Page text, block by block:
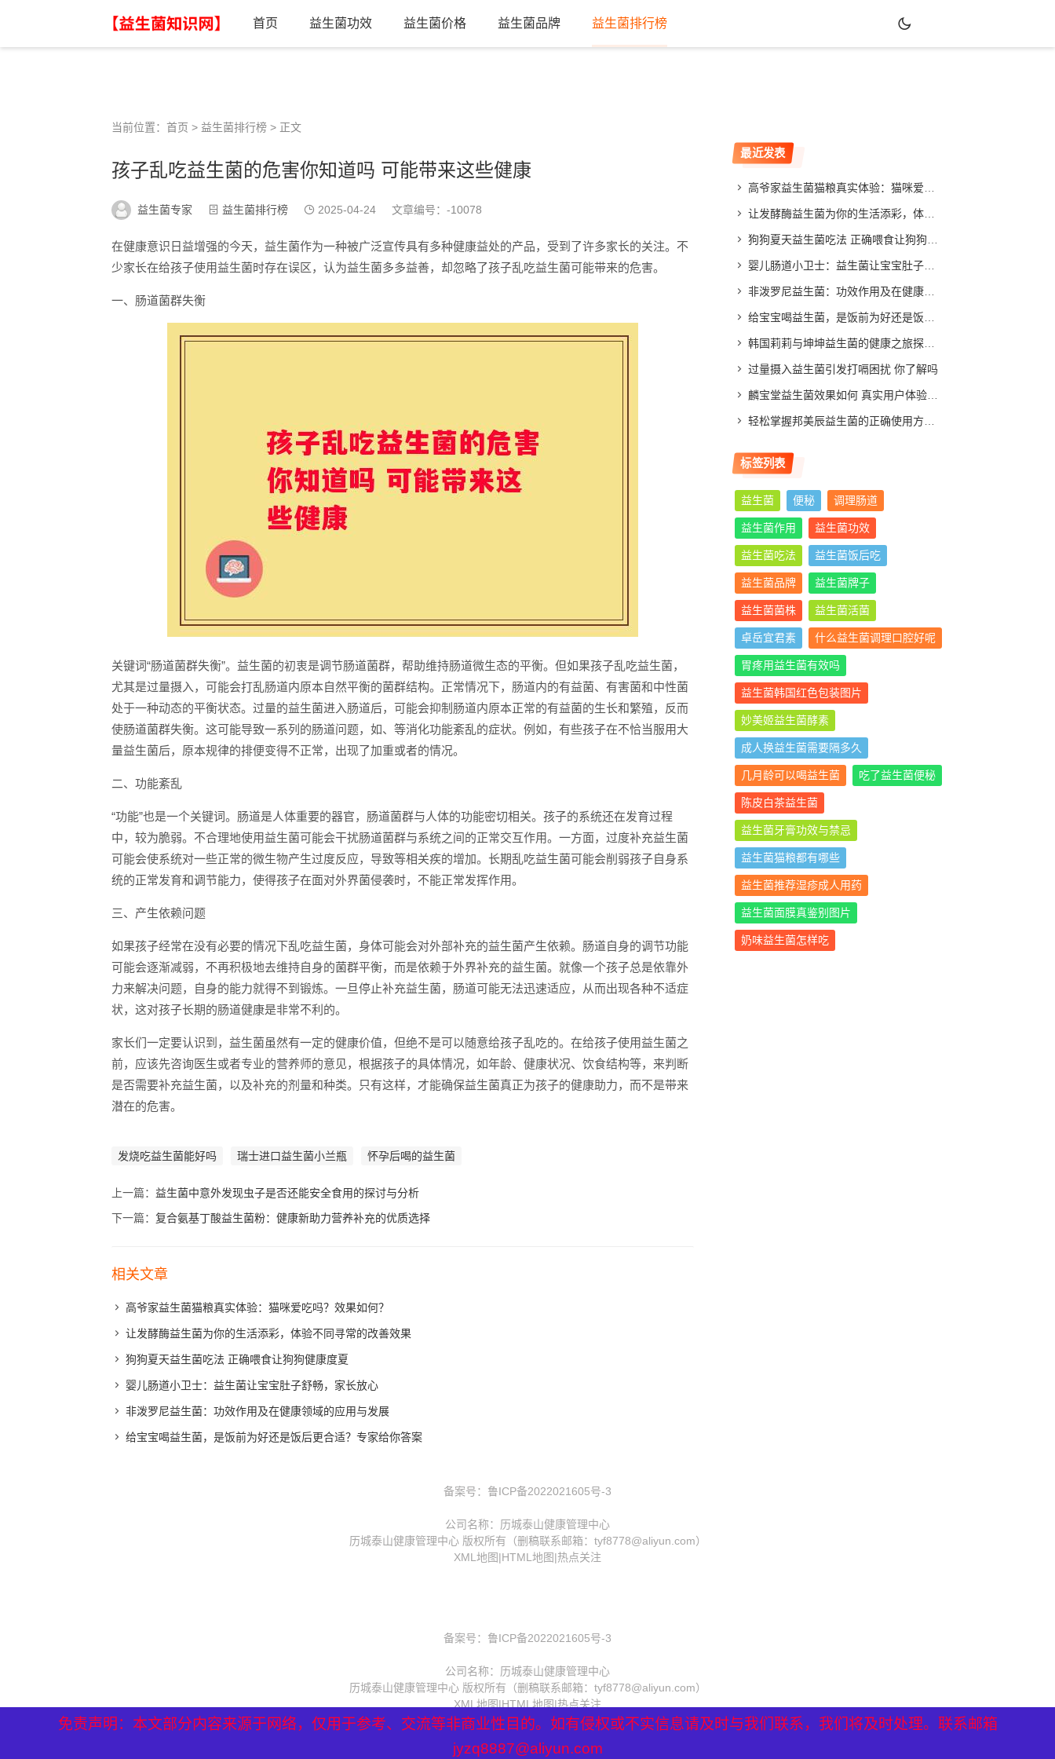
首页 益生菌功效 益生菌价格 益生菌品牌 益生菌排行榜
当前位置： 首页 > 益生菌排行榜 > 正文
孩子乱吃益生菌的危害你知道吗 可能带来这些健康
益生菌专家 益生菌排行榜 2025-04-24 文章编号： -10078
在健康意识日益增强的今天，益生菌作为一种被广泛宣传具有多种健康益处的产品，受到了许多家长的关注。不
少家长在给孩子使用益生菌时存在误区，认为益生菌多多益善，却忽略了孩子乱吃益生菌可能带来的危害。
一、肠道菌群失衡
关键词“肠道菌群失衡”。益生菌的初衷是调节肠道菌群，帮助维持肠道微生态的平衡。但如果孩子乱吃益生菌，
尤其是过量摄入，可能会打乱肠道内原本自然平衡的菌群结构。正常情况下，肠道内的有益菌、有害菌和中性菌
处于一种动态的平衡状态。过量的益生菌进入肠道后，可能会抑制肠道内原本正常的有益菌的生长和繁殖，反而
使肠道菌群失衡。这可能导致一系列的肠道问题，如、等消化功能紊乱的症状。例如，有些孩子在不恰当服用大
量益生菌后，原本规律的排便变得不正常，出现了加重或者的情况。
二、功能紊乱
“功能”也是一个关键词。肠道是人体重要的器官，肠道菌群与人体的功能密切相关。孩子的系统还在发育过程
中，较为脆弱。不合理地使用益生菌可能会干扰肠道菌群与系统之间的正常交互作用。一方面，过度补充益生菌
可能会使系统对一些正常的微生物产生过度反应，导致等相关疾的增加。长期乱吃益生菌可能会削弱孩子自身系
统的正常发育和调节能力，使得孩子在面对外界菌侵袭时，不能正常发挥作用。
三、产生依赖问题
如果孩子经常在没有必要的情况下乱吃益生菌，身体可能会对外部补充的益生菌产生依赖。肠道自身的调节功能
可能会逐渐减弱，不再积极地去维持自身的菌群平衡，而是依赖于外界补充的益生菌。就像一个孩子总是依靠外
力来解决问题，自身的能力就得不到锻炼。一旦停止补充益生菌，肠道可能无法迅速适应，从而出现各种不适症
状，这对孩子长期的肠道健康是非常不利的。
家长们一定要认识到，益生菌虽然有一定的健康价值，但绝不是可以随意给孩子乱吃的。在给孩子使用益生菌之
前，应该先咨询医生或者专业的营养师的意见，根据孩子的具体情况，如年龄、健康状况、饮食结构等，来判断
是否需要补充益生菌，以及补充的剂量和种类。只有这样，才能确保益生菌真正为孩子的健康助力，而不是带来
潜在的危害。
发烧吃益生菌能好吗 瑞士进口益生菌小兰瓶 怀孕后喝的益生菌
上一篇： 益生菌中意外发现虫子是否还能安全食用的探讨与分析
下一篇： 复合氨基丁酸益生菌粉：健康新助力营养补充的优质选择
相关文章
高爷家益生菌猫粮真实体验：猫咪爱吃吗？效果如何？
让发酵酶益生菌为你的生活添彩，体验不同寻常的改善效果
狗狗夏天益生菌吃法 正确喂食让狗狗健康度夏
婴儿肠道小卫士：益生菌让宝宝肚子舒畅，家长放心
非泼罗尼益生菌：功效作用及在健康领域的应用与发展
给宝宝喝益生菌，是饭前为好还是饭后更合适？专家给你答案
最近发表
高爷家益生菌猫粮真实体验：猫咪爱吃吗？效果如何？
让发酵酶益生菌为你的生活添彩，体验不同寻常的改善效果
狗狗夏天益生菌吃法 正确喂食让狗狗健康度夏
婴儿肠道小卫士：益生菌让宝宝肚子舒畅，家长放心
非泼罗尼益生菌：功效作用及在健康领域的应用与发展
给宝宝喝益生菌，是饭前为好还是饭后更合适？专家给你答案
韩国莉莉与坤坤益生菌的健康之旅探索与分享
过量摄入益生菌引发打嗝困扰 你了解吗
麟宝堂益生菌效果如何 真实用户体验分享与评测分析
轻松掌握邦美辰益生菌的正确使用方法，让你肠道更舒适
标签列表
益生菌 便秘 调理肠道
益生菌作用 益生菌功效
益生菌吃法 益生菌饭后吃
益生菌品牌 益生菌牌子
益生菌菌株 益生菌活菌
卓岳宜君素 什么益生菌调理口腔好呢
胃疼用益生菌有效吗
益生菌韩国红色包装图片
妙美姬益生菌酵素
成人换益生菌需要隔多久
几月龄可以喝益生菌 吃了益生菌便秘
陈皮白茶益生菌
益生菌牙膏功效与禁忌
益生菌猫粮都有哪些
益生菌推荐湿疹成人用药
益生菌面膜真鉴别图片
奶味益生菌怎样吃
备案号： 鲁ICP备2022021605号-3
公司名称：历城泰山健康管理中心
历城泰山健康管理中心 版权所有（删稿联系邮箱：tyf8778@aliyun.com）
XML地图|HTML地图|热点关注
免责声明：本文部分内容来源于网络，仅用于参考、交流等非商业性目的。如有侵权或不实信息请及时与我们联系，我们将及时处理。联系邮箱
jyzq8887@aliyun.com
免责声明：本文部分内容来源于网络，仅用于参考、交流等非商业性目的。如有侵权或不实信息请及时与我们联系，我们将及时处理。联系邮箱
jyzq8887@aliyun.com
备案号： 鲁ICP备2022021605号-3
公司名称：历城泰山健康管理中心
历城泰山健康管理中心 版权所有（删稿联系邮箱：tyf8778@aliyun.com）
XML地图|HTML地图|热点关注
免责声明：本文部分内容来源于网络，仅用于参考、交流等非商业性目的。如有侵权或不实信息请及时与我们联系，我们将及时处理。联系邮箱
jyzq8887@aliyun.com